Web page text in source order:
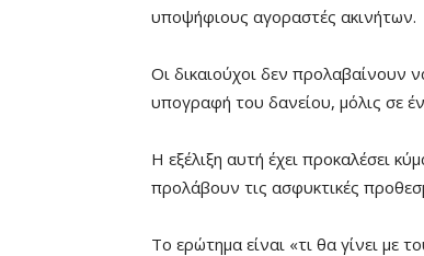
υποψήφιους αγοραστές ακινήτων.
Οι δικαιούχοι δεν προλαβαίνουν
υπογραφή του δανείου, μόλις σε
Η εξέλιξη αυτή έχει προκαλέσει
προλάβουν τις ασφυκτικές
Το ερώτημα είναι «τι θα γίνει με